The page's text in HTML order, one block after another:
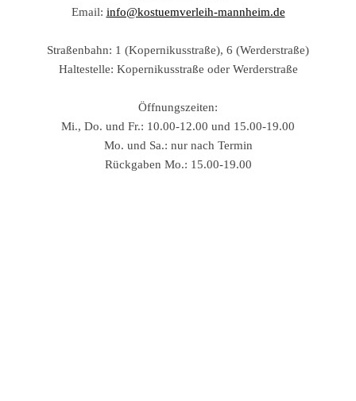
Email: info@kostuemverleih-mannheim.de
Straßenbahn: 1 (Kopernikusstraße), 6 (Werderstraße)
Haltestelle: Kopernikusstraße oder Werderstraße
Öffnungszeiten:
Mi., Do. und Fr.: 10.00-12.00 und 15.00-19.00
Mo. und Sa.: nur nach Termin
Rückgaben Mo.: 15.00-19.00